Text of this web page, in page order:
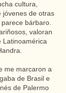
cultura,
jóvenes de otras
bárbaro.
valoran
Latinoamérica
me marcaron a
de Brasil e
de Palermo